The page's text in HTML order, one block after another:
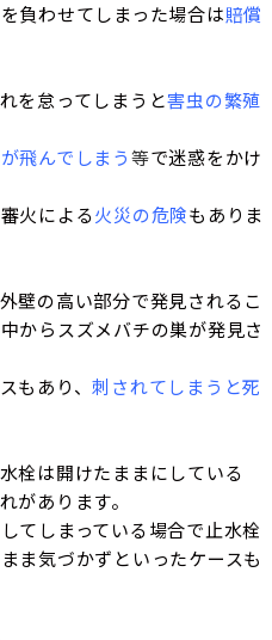
を負わせてしまった場合は賠償
を怠ってしまうと害虫の繁殖
飛んでしまう等で迷惑をかけ
火による火災の危険もありま
壁の高い部分で発見されるこ
からスズメバチの巣が発見さ
もあり、刺されてしまうと死
栓は開けたままにしている
があります。
てしまっている場合で止水栓
ま気づかずといったケースも